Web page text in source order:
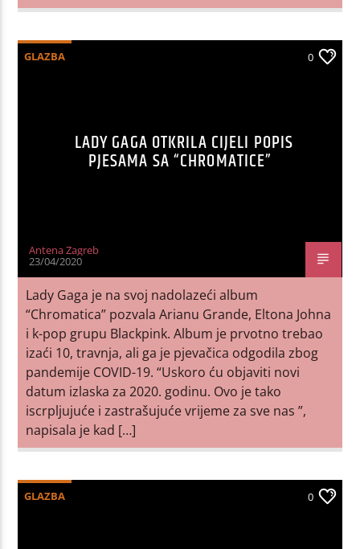
GLAZBA 0
LADY GAGA OTKRILA CIJELI POPIS
PJESAMA SA “CHROMATICE”
Antena Zagreb
23/04/2020
Lady Gaga je na svoj nadolazeći album
“Chromatica” pozvala Arianu Grande, Eltona Johna
i k-pop grupu Blackpink. Album je prvotno trebao
izaći 10, travnja, ali ga je pjevačica odgodila zbog
pandemije COVID-19. “Uskoro ću objaviti novi
datum izlaska za 2020. godinu. Ovo je tako
iscrpljujuće i zastrašujuće vrijeme za sve nas ”,
napisala je kad […]
GLAZBA 0